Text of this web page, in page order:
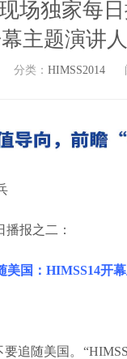
场独家每
主题演讲
分类： HIMSS2014
报之二：
美国：HIMSS14开
追随美国。“